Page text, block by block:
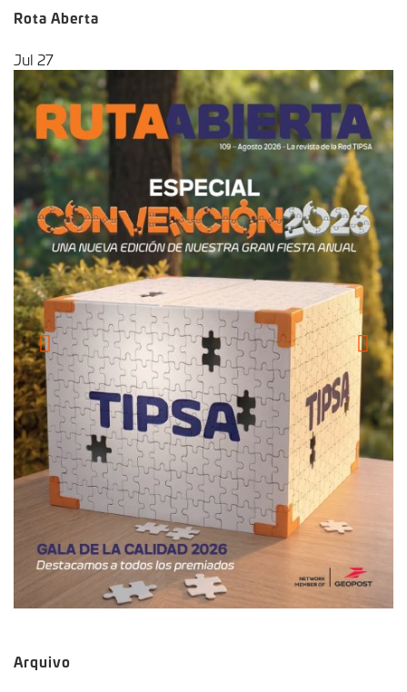
Rota Aberta
Jul 27
Arquivo